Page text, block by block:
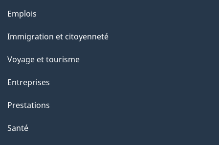
g
e
Thèmes
sujets
Emplois
Immigration et citoyenneté
Voyage et tourisme
Entreprises
Prestations
Santé